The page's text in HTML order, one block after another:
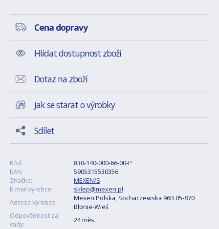
Cena dopravy
Hlídat dostupnost zboží
Dotaz na zboží
Jak se starat o výrobky
Sdílet
Kód:
830-140-000-66-00-P
EAN:
5905315530356
Značka:
MEXEN/S
E-mail výrobce:
sklep@mexen.pl
Adresa výrobce:
Mexen Polska, Sochaczewska 96B 05-870
Błonie-Wieś
Odpovědnost za
vady:
24 měs.